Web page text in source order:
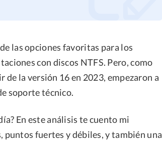
las opciones favoritas para los
con discos NTFS. Pero, como
de la versión 16 en 2023, empezaron a
soporte técnico.
En este análisis te cuento mi
puntos fuertes y débiles, y también una